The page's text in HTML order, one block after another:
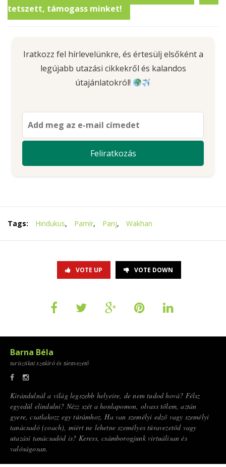
tetszett, támogass minket!
Iratkozz fel hírlevelünkre, és értesülj elsőként a
legújabb utazási cikkekről és kalandos
útajánlatokról!
Tags: Hindukus, Pamír, Panj, Wakhan
VOTE UP VOTE DOWN
Barna Béla
turisztikai szakíró és túravezető
Kirándulnál a világ legszebb helyeire, de nem tudod hová? Félsz
egyedül elindulni? Nézz szét a honlapomon, olvass tőlem, aztán
gyere, csatlakozz egy túrámhoz. Ha van személyi edző vagy személyi
tanácsadó (coach), miért ne lehetne személyes túravezetőd vagy
utazási tanácsadód is? Keress, csámborogjunk virtuálisan és
valóságosan.